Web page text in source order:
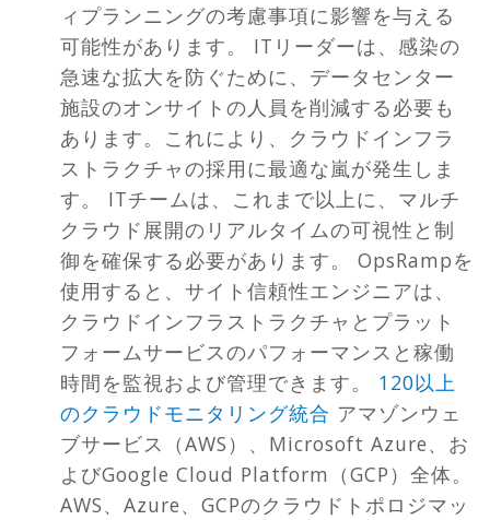
ィプランニングの考慮事項に影響を与える
可能性があります。 ITリーダーは、感染の
急速な拡大を防ぐために、データセンター
施設のオンサイトの人員を削減する必要も
あります。これにより、クラウドインフラ
ストラクチャの採用に最適な嵐が発生しま
す。 ITチームは、これまで以上に、マルチ
クラウド展開のリアルタイムの可視性と制
御を確保する必要があります。 OpsRampを
使用すると、サイト信頼性エンジニアは、
クラウドインフラストラクチャとプラット
フォームサービスのパフォーマンスと稼働
時間を監視および管理できます。 120以上
のクラウドモニタリング統合 アマゾンウェ
ブサービス（AWS）、Microsoft Azure、お
よびGoogle Cloud Platform（GCP）全体。
AWS、Azure、GCPのクラウドトポロジマッ